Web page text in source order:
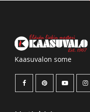
Kaasuvalon some